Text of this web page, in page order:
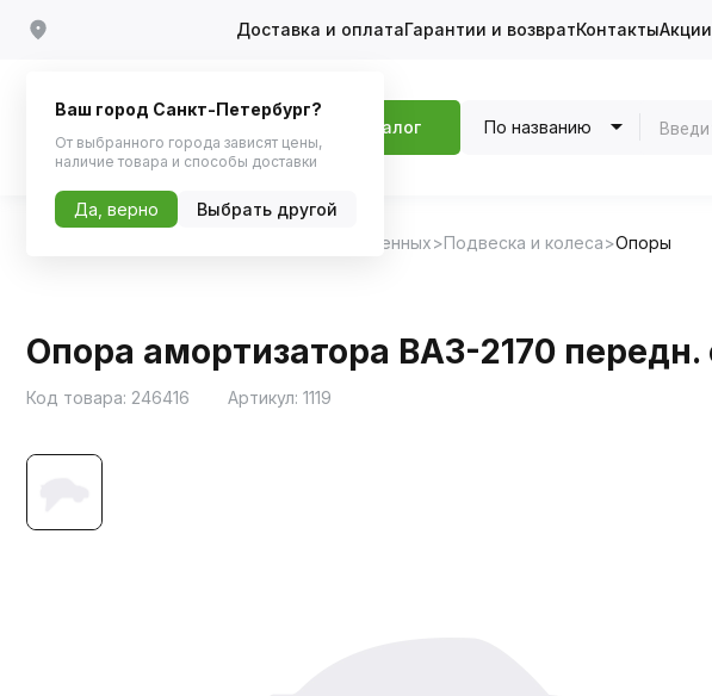
Доставка и оплатаГарантии и возвратКонтактыАкции
Каталог По названию
Запчасти для отечественных Подвеска и колеса Опоры
Опора амортизатора ВАЗ-2170
Код товара: 246416 Артикул: 1119
Ваш город Санкт-Петербург?
От выбранного города зависят цены,
наличие товара и способы доставки
Да, верно Выбрать другой